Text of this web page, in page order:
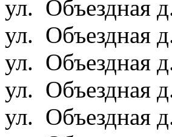
ул. Объездная
ул. Объездная
ул. Объездная
ул. Объездная
ул. Объездная